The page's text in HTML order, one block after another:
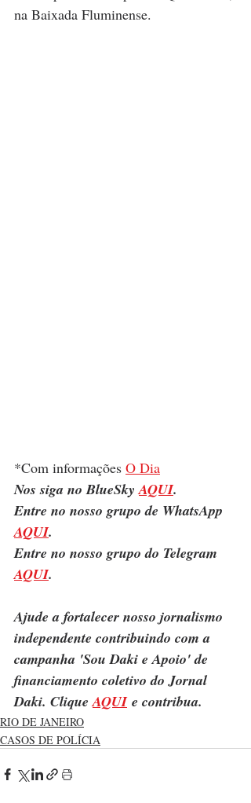
na Baixada Fluminense.
*Com informações O Dia
Nos siga no BlueSky AQUI.
Entre no nosso grupo de WhatsApp
AQUI.
Entre no nosso grupo do Telegram
AQUI.
Ajude a fortalecer nosso jornalismo
independente contribuindo com a
campanha 'Sou Daki e Apoio' de
financiamento coletivo do Jornal
Daki. Clique AQUI e contribua.
RIO DE JANEIRO
CASOS DE POLÍCIA